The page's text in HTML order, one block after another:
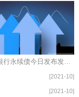
23海峡银行永续债今日发布发行公告_当前观点
[2021-10]
[2021-10]